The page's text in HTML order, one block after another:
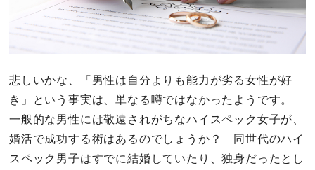
悲しいかな、「男性は自分よりも能力が劣る女性が好
き」という事実は、単なる噂ではなかったようです。
一般的な男性には敬遠されがちなハイスペック女子が、
婚活で成功する術はあるのでしょうか？ 同世代のハイ
スペック男子はすでに結婚していたり、独身だったとし